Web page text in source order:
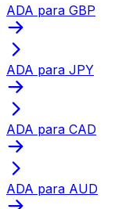
ADA para GBP
ADA para JPY
ADA para CAD
ADA para AUD